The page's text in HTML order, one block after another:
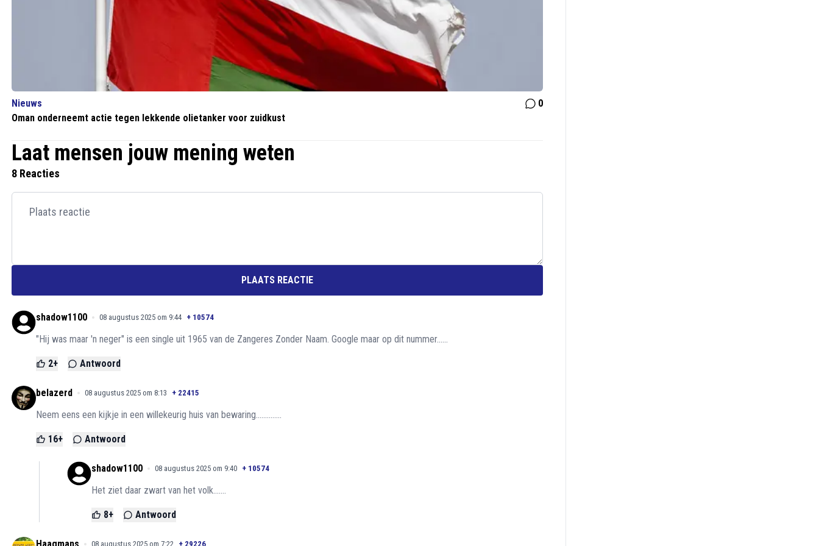
Nieuws
0
Oman onderneemt actie tegen lekkende olietanker voor zuidkust
Laat mensen jouw mening weten
8 Reacties
PLAATS REACTIE
shadow1100 08 augustus 2025 om 9:44 + 10574
"Hij was maar 'n neger" is een single uit 1965 van de Zangeres Zonder Naam. Google maar op dit nummer......
2+ Antwoord
belazerd 08 augustus 2025 om 8:13 + 22415
Neem eens een kijkje in een willekeurig huis van bewaring..............
16+ Antwoord
shadow1100 08 augustus 2025 om 9:40 + 10574
Het ziet daar zwart van het volk.......
8+ Antwoord
08 augustus 2025 om 7:22 + 29226